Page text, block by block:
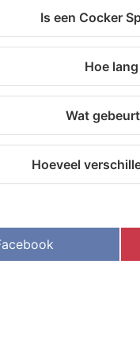
Is een Cocker
Hoe
Wat
Hoeveel